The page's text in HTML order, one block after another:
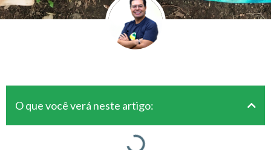
O que você verá neste artigo: